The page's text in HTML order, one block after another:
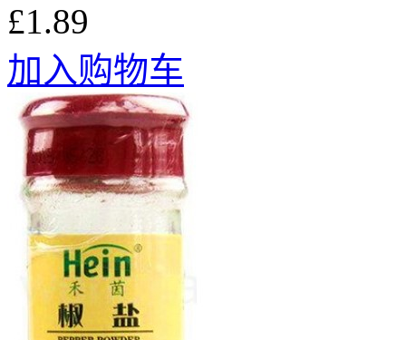
£1.89
加入购物车